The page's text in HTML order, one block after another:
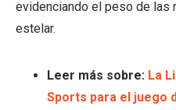
evidenciando el peso de las
estelar.
Leer más sobre: La
Sports para el juego